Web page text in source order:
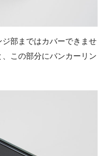
部まではカバーできませ
この部分にバンカーリン